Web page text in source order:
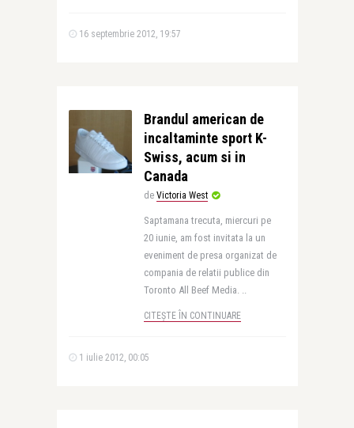
16 septembrie 2012, 19:57
Brandul american de
incaltaminte sport K-
Swiss, acum si in
Canada
de Victoria West
Saptamana trecuta, miercuri pe
20 iunie, am fost invitata la un
eveniment de presa organizat de
compania de relatii publice din
Toronto All Beef Media. ..
CITEȘTE ÎN CONTINUARE
1 iulie 2012, 00:05